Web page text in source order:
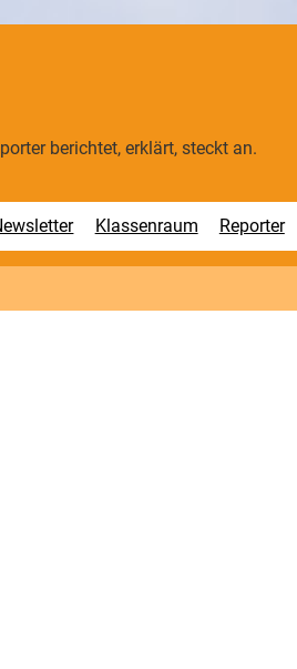
berichtet, erklärt, steckt an.
Klassenraum Reporter